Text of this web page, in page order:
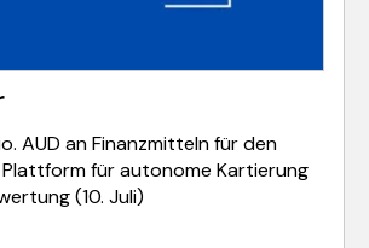
AUD an Finanzmitteln für den
für autonome Kartierung
(10. Juli)